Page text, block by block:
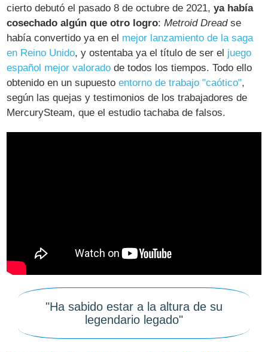
cierto debutó el pasado 8 de octubre de 2021,ya había
cosechado algún que otro logro:Metroid Dreadse
había convertido ya en el mejor lanzamiento de la saga
en Reino Unido, y ostentaba ya el título de ser el juego
español mejor valorado de todos los tiempos. Todo ello
obtenido en un supuestoentorno de trabajo "caótico",
según las quejas y testimonios de los trabajadores de
MercurySteam, que el estudio tachaba de falsos.
"Ha sabido estar a la altura de su
legendario legado"